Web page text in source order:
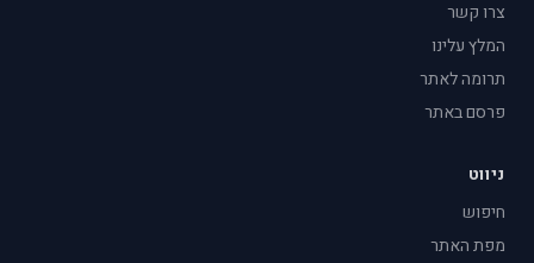
צרו קשר
המלץ עלינו
תרומה לאתר
פרסם באתר
ניווט
חיפוש
מפת האתר